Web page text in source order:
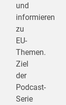
und
informieren
zu
EU-
Themen.
Ziel
der
Podcast-
Serie